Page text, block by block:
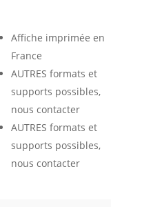
Affiche imprimée en
France
AUTRES formats et
supports possibles,
nous contacter
AUTRES formats et
supports possibles,
nous contacter